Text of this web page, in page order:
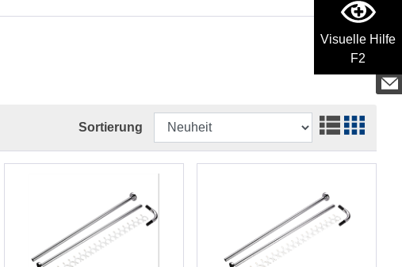
Visuelle Hilfe
F2
Sortierung